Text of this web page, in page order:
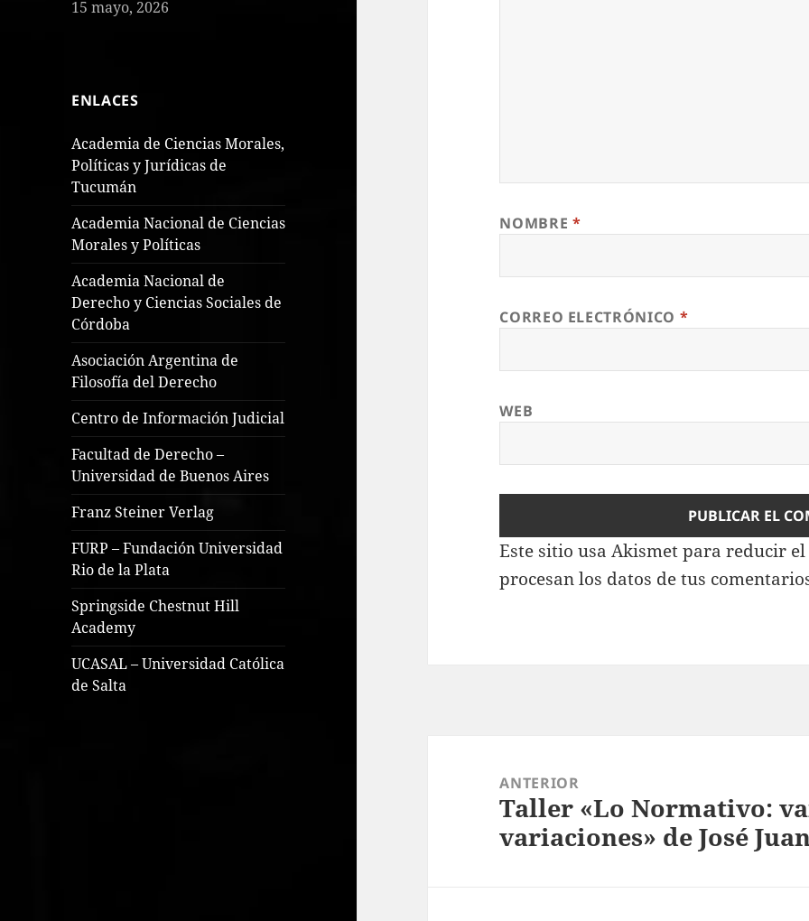
15 mayo, 2026
ENLACES
Academia de Ciencias Morales,
Políticas y Jurídicas de
Tucumán
Academia Nacional de Ciencias
Morales y Políticas
Academia Nacional de
Derecho y Ciencias Sociales de
Córdoba
Asociación Argentina de
Filosofía del Derecho
Centro de Información Judicial
Facultad de Derecho –
Universidad de Buenos Aires
Franz Steiner Verlag
FURP – Fundación Universidad
Rio de la Plata
Springside Chestnut Hill
Academy
UCASAL – Universidad Católica
de Salta
NOMBRE *
CORREO ELECTRÓNICO *
WEB
Este sitio usa Akismet para reducir
procesan los datos de tus
entradas
ANTERIOR
Entrada
anterior:
Taller «Lo Normativo:
variaciones» de José